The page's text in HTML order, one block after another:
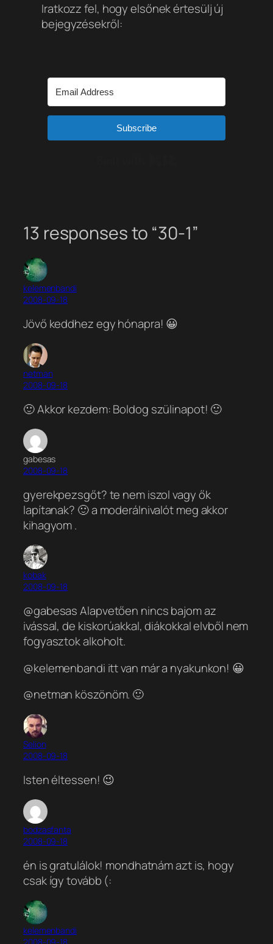
Iratkozz fel, hogy elsőnek értesülj új
bejegyzésekről:
Subscribe
13 responses to “30-1”
kelemenbandi
2008-09-18
Jövő keddhez egy hónapra! 😀
netman
2008-09-18
🙂 Akkor kezdem: Boldog szülinapot! 🙂
gabesas
2008-09-18
gyerekpezsgőt? te nem iszol vagy ők
lapítanak? 🙂 a moderálnivalót meg akkor
kihagyom .
kobak
2008-09-18
@gabesas Alapvetően nincs bajom az
ivással, de kiskorúakkal, diákokkal elvből nem
fogyasztok alkoholt.
@kelemenbandi itt van már a nyakunkon! 😀
@netman köszönöm. 🙂
Selion
2008-09-18
Isten éltessen! 😉
bodzasfanta
2008-09-18
én is gratulálok! mondhatnám azt is, hogy
csak így tovább (:
kelemenbandi
2008-09-18